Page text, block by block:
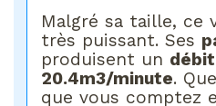
Malgré sa taille, ce
très puissant. Ses
produisent un
20.4m3/minute.
que vous comptez